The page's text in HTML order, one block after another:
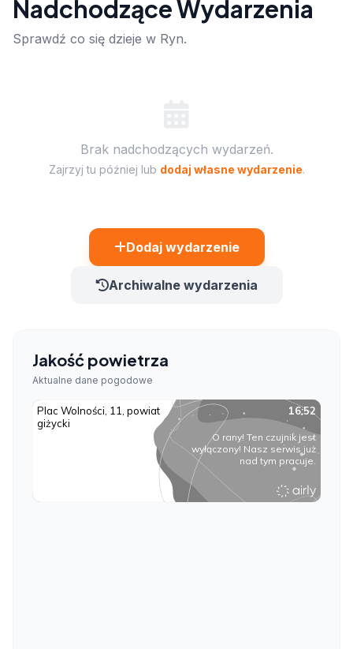
Nadchodzące Wydarzenia
Sprawdź co się dzieje w Ryn.
Brak nadchodzących wydarzeń.
Zajrzyj tu później lub dodaj własne wydarzenie.
Dodaj wydarzenie
Archiwalne wydarzenia
Jakość powietrza
Aktualne dane pogodowe